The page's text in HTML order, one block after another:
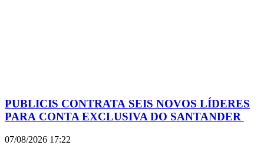
PUBLICIS CONTRATA SEIS NOVOS LÍDERES
PARA CONTA EXCLUSIVA DO SANTANDER
07/08/2026 17:22